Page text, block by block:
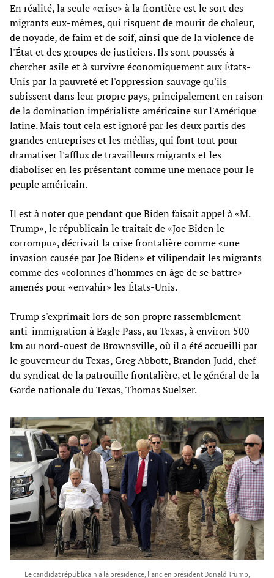
En réalité, la seule «crise» à la frontière est le sort des
migrants eux-mêmes, qui risquent de mourir de chaleur,
de noyade, de faim et de soif, ainsi que de la violence de
l'État et des groupes de justiciers. Ils sont poussés à
chercher asile et à survivre économiquement aux États-
Unis par la pauvreté et l'oppression sauvage qu'ils
subissent dans leur propre pays, principalement en raison
de la domination impérialiste américaine sur l'Amérique
latine. Mais tout cela est ignoré par les deux partis des
grandes entreprises et les médias, qui font tout pour
dramatiser l'afflux de travailleurs migrants et les
diaboliser en les présentant comme une menace pour le
peuple américain.
Il est à noter que pendant que Biden faisait appel à «M.
Trump», le républicain le traitait de «Joe Biden le
corrompu», décrivait la crise frontalière comme «une
invasion causée par Joe Biden» et vilipendait les migrants
comme des «colonnes d'hommes en âge de se battre»
amenés pour «envahir» les États-Unis.
Trump s'exprimait lors de son propre rassemblement
anti-immigration à Eagle Pass, au Texas, à environ 500
km au nord-ouest de Brownsville, où il a été accueilli par
le gouverneur du Texas, Greg Abbott, Brandon Judd, chef
du syndicat de la patrouille frontalière, et le général de la
Garde nationale du Texas, Thomas Suelzer.
Le candidat républicain à la présidence, l'ancien président Donald Trump,